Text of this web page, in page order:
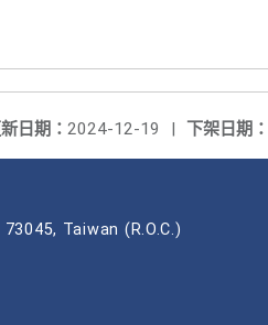
下架日期：
日期： 2024-12-19 |
Taiwan (R.O.C.)